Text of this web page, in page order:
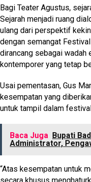
Bagi Teater Agustus,
Sejarah menjadi ruang
ulang dari perspektif
dengan semangat
dirancang sebagai
kontemporer yang tetap
Usai pementasan, Gus
kesempatan yang
untuk tampil dalam
Baca Juga Bupati
Administrator,
“Atas kesempatan untuk